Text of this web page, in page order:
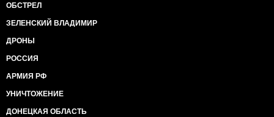
ОБСТРЕЛ
ЗЕЛЕНСКИЙ ВЛАДИМИР
ДРОНЫ
РОССИЯ
АРМИЯ РФ
УНИЧТОЖЕНИЕ
ДОНЕЦКАЯ ОБЛАСТЬ